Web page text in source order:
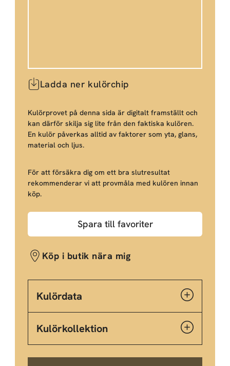
Ladda ner kulörchip
Kulörprovet på denna sida är digitalt framställt och
kan därför skilja sig lite från den faktiska kulören.
En kulör påverkas alltid av faktorer som yta, glans,
material och ljus.
För att försäkra dig om ett bra slutresultat
rekommenderar vi att provmåla med kulören innan
köp.
Spara till favoriter
Köp i butik nära mig
Kulördata
Kulörkollektion